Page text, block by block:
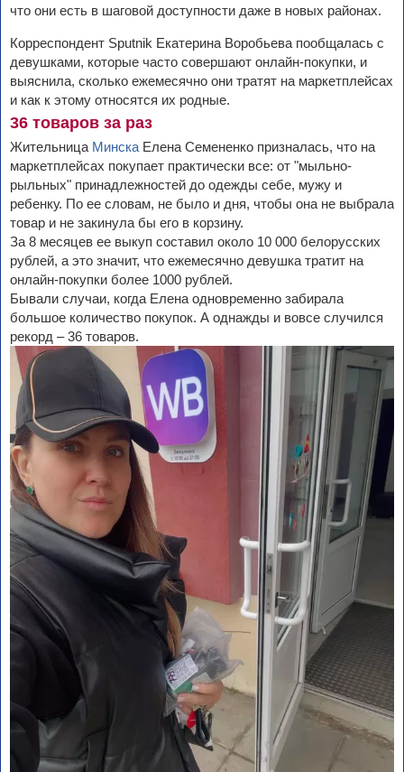
что они есть в шаговой доступности даже в новых районах.
Корреспондент Sputnik Екатерина Воробьева пообщалась с
девушками, которые часто совершают онлайн-покупки, и
выяснила, сколько ежемесячно они тратят на маркетплейсах
и как к этому относятся их родные.
36 товаров за раз
Жительница Минска Елена Семененко призналась, что на
маркетплейсах покупает практически все: от "мыльно-
рыльных" принадлежностей до одежды себе, мужу и
ребенку. По ее словам, не было и дня, чтобы она не выбрала
товар и не закинула бы его в корзину.
За 8 месяцев ее выкуп составил около 10 000 белорусских
рублей, а это значит, что ежемесячно девушка тратит на
онлайн-покупки более 1000 рублей.
Бывали случаи, когда Елена одновременно забирала
большое количество покупок. А однажды и вовсе случился
рекорд – 36 товаров.